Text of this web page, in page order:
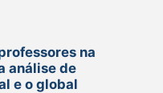
na
análise de
e o global